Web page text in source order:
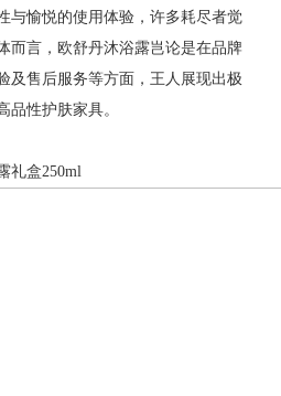
与愉悦的使用体验，许多耗尽者觉
而言，欧舒丹沐浴露岂论是在品牌
及售后服务等方面，王人展现出极
品性护肤家具。
礼盒250ml